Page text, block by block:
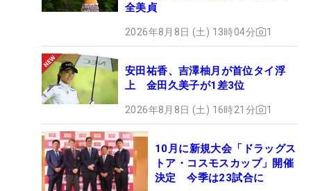
全美貞
2026年8月8日 (土) 13時04分 1
安田祐香、吉澤柚月が首位タイ浮
上 金田久美子が1差3位
2026年8月8日 (土) 16時21分 1
10月に新規大会「ドラッグス
トア・コスモスカップ」開催
決定 今季は23試合に